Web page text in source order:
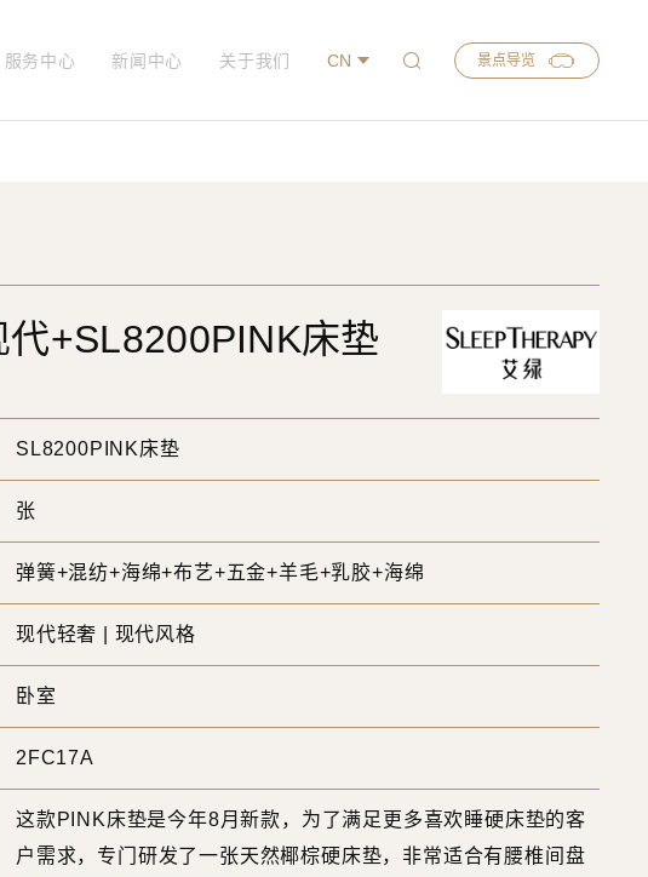
服务中心 新闻中心 关于我们 CN 景点导览
代+SL8200PINK床垫
SL8200PINK床垫
张
弹簧+混纺+海绵+布艺+五金+羊毛+乳胶+海绵
现代轻奢 | 现代风格
卧室
2FC17A
这款PINK床垫是今年8月新款，为了满足更多喜欢睡硬床垫的客
户需求，专门研发了一张天然椰棕硬床垫，非常适合有腰椎间盘